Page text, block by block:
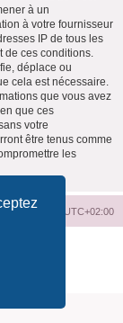
à un
à votre fournisseur
IP de tous les
de ces conditions.
déplace ou
cela est nécessaire.
que vous avez
que ces
votre
être tenus comme
les
au format UTC+02:00